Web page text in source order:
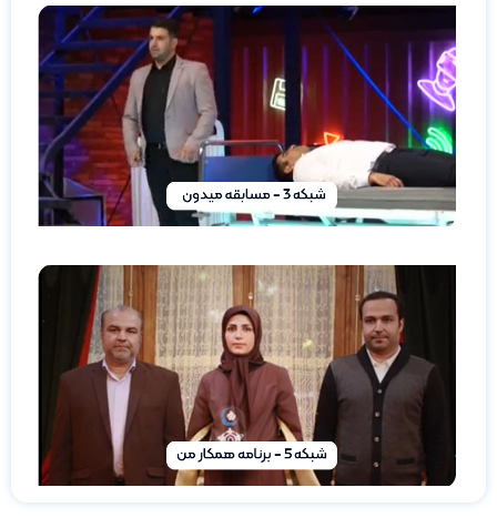
مسابقه
میدون
شبکه 3
ادامه مطلب
»
برنامه
شبکه
5